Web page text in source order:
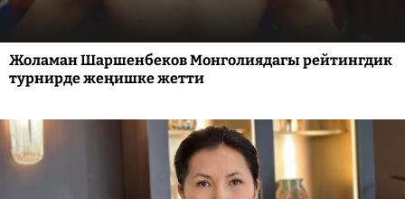
Жоламан Шаршенбеков Монголиядагы рейтингдик
турнирде жеңишке жетти